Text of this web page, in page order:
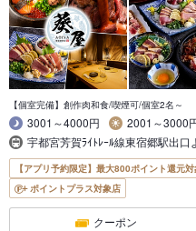
【個室完備】創作肉和食/喫煙可/個室2名～
3001～4000円
2001～3000
宇都宮芳賀ﾗｲﾄﾚｰﾙ線東宿郷駅出口
【アプリ予約限定】最大800ポイント還元
ポイントプラス対象店
クーポン